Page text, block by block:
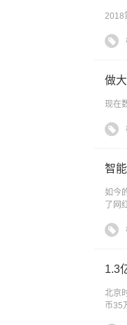
2018
做
现在
智
如今
了网
1.3
北京
币35